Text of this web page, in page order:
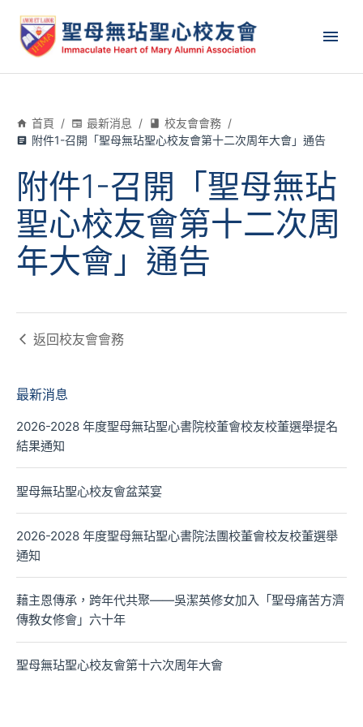
首頁 / 最新消息 / 校友會會務 /
附件1-召開「聖母無玷聖心校友會第十二次周年大會」通告
附件1-召開「聖母無玷
聖心校友會第十二次周
年大會」通告
返回校友會會務
最新消息
2026-2028 年度聖母無玷聖心書院校董會校友校董選舉提名
結果通知
聖母無玷聖心校友會盆菜宴
2026-2028 年度聖母無玷聖心書院法團校董會校友校董選舉
通知
藉主恩傳承，跨年代共聚——吳潔英修女加入「聖母痛苦方濟
傳教女修會」六十年
聖母無玷聖心校友會第十六次周年大會